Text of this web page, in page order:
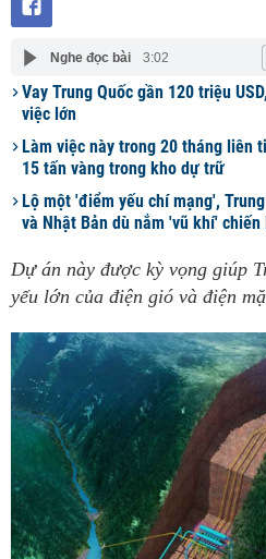
Nghe đọc bài 3:02
Vay Trung Quốc gần 120 triệu
việc lớn
Làm việc này trong 20 tháng liên
15 tấn vàng trong kho dự trữ
Lộ một 'điểm yếu chí mạng',
và Nhật Bản dù nắm 'vũ khí' chiến
Dự án này được kỳ vọng giúp
yếu lớn của điện gió và điện